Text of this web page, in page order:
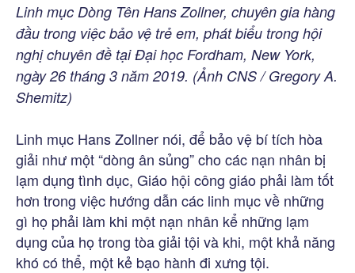
Linh mục Dòng Tên Hans Zollner, chuyên gia hàng
đầu trong việc bảo vệ trẻ em, phát biểu trong hội
nghị chuyên đề tại Đại học Fordham, New York,
ngày 26 tháng 3 năm 2019. (Ảnh CNS / Gregory A.
Shemitz)
Linh mục Hans Zollner nói, để bảo vệ bí tích hòa
giải như một “dòng ân sủng” cho các nạn nhân bị
lạm dụng tình dục, Giáo hội công giáo phải làm tốt
hơn trong việc hướng dẫn các linh mục về những
gì họ phải làm khi một nạn nhân kể những lạm
dụng của họ trong tòa giải tội và khi, một khả năng
khó có thể, một kẻ bạo hành đi xưng tội.